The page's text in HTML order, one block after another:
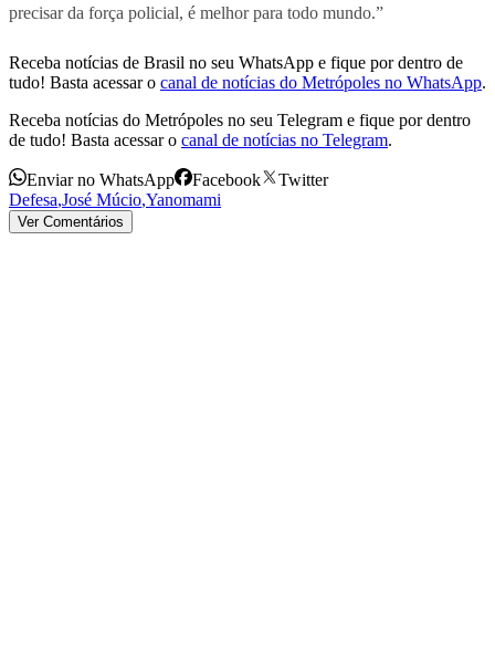
precisar da força policial, é melhor para todo mundo.”
Receba notícias de Brasil no seu WhatsApp e fique por dentro de
tudo! Basta acessar o canal de notícias do Metrópoles no WhatsApp.
Receba notícias do Metrópoles no seu Telegram e fique por dentro
de tudo! Basta acessar o canal de notícias no Telegram.
Enviar no WhatsApp Facebook
Twitter
Defesa,José Múcio,Yanomami
Ver Comentários